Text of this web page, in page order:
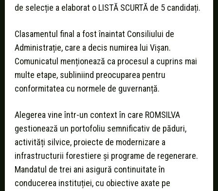
de selecție a elaborat o LISTĂ SCURTĂ de 5 candidați.
Clasamentul final a fost înaintat Consiliului de
Administrație, care a decis numirea lui Vișan.
Comunicatul menționează ca procesul a cuprins mai
multe etape, subliniind preocuparea pentru
conformitatea cu normele de guvernanță.
Alegerea vine într-un context în care ROMSILVA
gestionează un portofoliu semnificativ de păduri,
activități silvice, proiecte de modernizare a
infrastructurii forestiere și programe de regenerare.
Mandatul de trei ani asigură continuitate în
conducerea instituției, cu obiective axate pe